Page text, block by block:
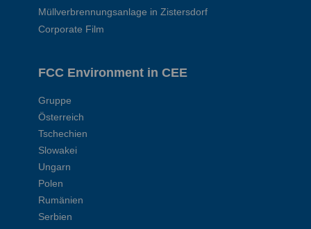
Müllverbrennungsanlage in Zistersdorf
Corporate Film
FCC Environment in CEE
Gruppe
Österreich
Tschechien
Slowakei
Ungarn
Polen
Rumänien
Serbien